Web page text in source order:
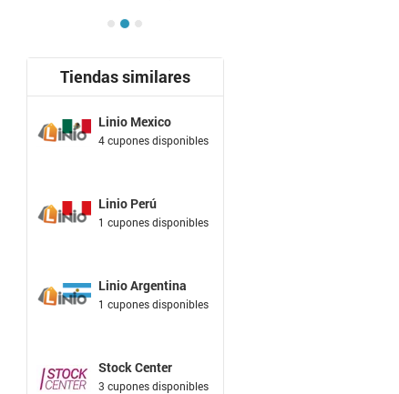
Tiendas similares
Linio Mexico
4 cupones disponibles
Linio Perú
1 cupones disponibles
Linio Argentina
1 cupones disponibles
Stock Center
3 cupones disponibles